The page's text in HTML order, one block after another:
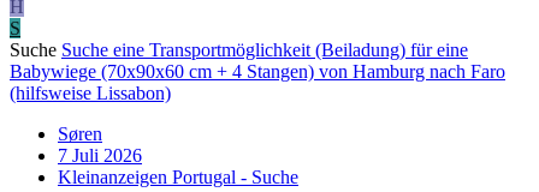
H
S
Suche Suche eine Transportmöglichkeit (Beiladung) für eine
Babywiege (70x90x60 cm + 4 Stangen) von Hamburg nach Faro
(hilfsweise Lissabon)
Søren
7 Juli 2026
Kleinanzeigen Portugal - Suche